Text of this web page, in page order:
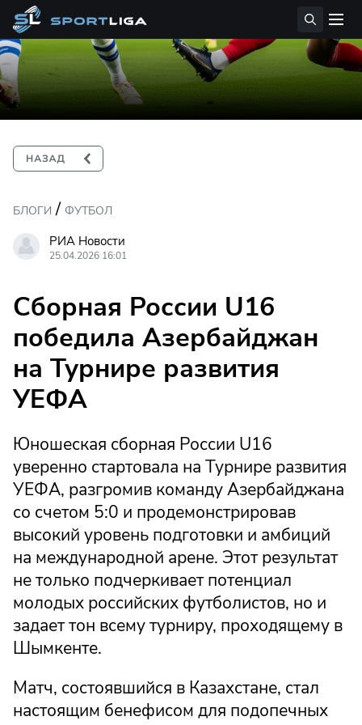
БЛОГИ / ФУТБОЛ
РИА Новости
25.04.2026 16:01
Сборная России U16
победила Азербайджан
на Турнире развития
УЕФА
Юношеская сборная России U16
уверенно стартовала на Турнире развития
УЕФА, разгромив команду Азербайджана
со счетом 5:0 и продемонстрировав
высокий уровень подготовки и амбиций
на международной арене. Этот результат
не только подчеркивает потенциал
молодых российских футболистов, но и
задает тон всему турниру, проходящему в
Шымкенте.
Матч, состоявшийся в Казахстане, стал
настоящим бенефисом для подопечных